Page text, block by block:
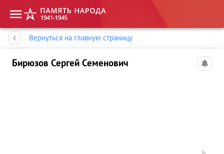
Вернуться на главную страницу
Бирюзов Сергей Семенович
Память народа